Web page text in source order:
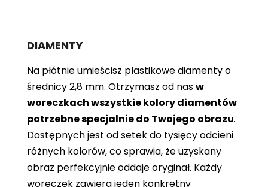
DIAMENTY
Na płótnie umieścisz plastikowe diamenty o
średnicy 2,8 mm. Otrzymasz od nasw
woreczkach wszystkie kolory diamentów
potrzebne specjalnie do Twojego obrazu.
Dostępnych jest od setek do tysięcy odcieni
różnych kolorów, co sprawia, że ​​uzyskany
obraz perfekcyjnie oddaje oryginał. Każdy
woreczek zawiera jeden konkretny